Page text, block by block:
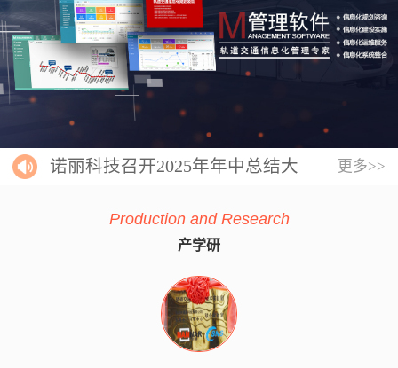
诺丽科技召开2025年年中总结大
更多>>
Production and Research
产学研